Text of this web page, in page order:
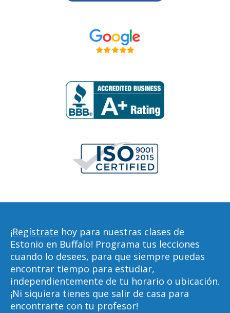
¡Regístrate hoy para nuestras clases de
Estonio en Buffalo! Programa tus lecciones
cuando lo desees, para que siempre puedas
encontrar tiempo para estudiar,
independientemente de tu horario o ubicación.
¡Ni siquiera tienes que salir de casa para
encontrarte con tu profesor!